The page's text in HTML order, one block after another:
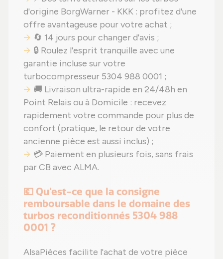
d'origine BorgWarner - KKK : profitez d'une
offre avantageuse pour votre achat ;
🔄 14 jours pour changer d'avis ;
🔒 Roulez l'esprit tranquille avec une
garantie incluse sur votre
turbocompresseur 5304 988 0001 ;
🚚 Livraison ultra-rapide en 24/48h en
Point Relais ou à Domicile : recevez
rapidement votre commande pour plus de
confort (pratique, le retour de votre
ancienne pièce est aussi inclus) ;
💳 Paiement en plusieurs fois, sans frais
par CB avec ALMA.
💶 Qu'est-ce que la consigne
remboursable dans le domaine des
turbos reconditionnés 5304 988
0001 ?
AlsaPièces facilite l'achat de votre pièce